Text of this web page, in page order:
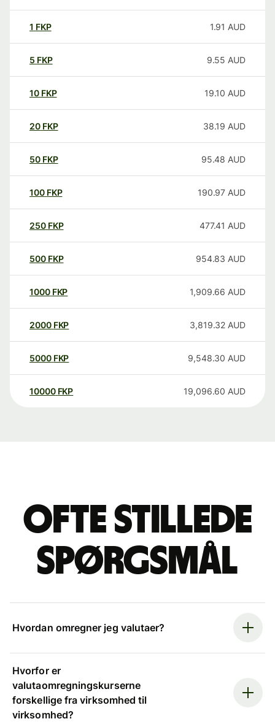
1 FKP 1.91 AUD
5 FKP 9.55 AUD
10 FKP 19.10 AUD
20 FKP 38.19 AUD
50 FKP 95.48 AUD
100 FKP 190.97 AUD
250 FKP 477.41 AUD
500 FKP 954.83 AUD
1000 FKP 1,909.66 AUD
2000 FKP 3,819.32 AUD
5000 FKP 9,548.30 AUD
10000 FKP 19,096.60 AUD
Ofte stillede
spørgsmål
Hvordan omregner jeg valutaer?
Hvorfor er
valutaomregningskurserne
forskellige fra virksomhed til
virksomhed?